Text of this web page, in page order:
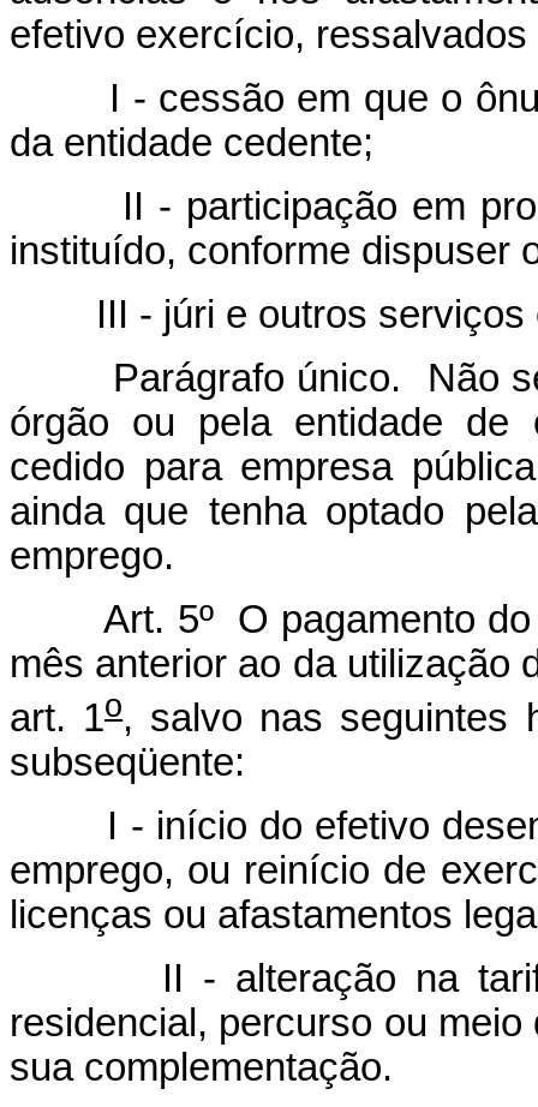
efetivo exercício,
I - cessão em que o ônus
da entidade cedente;
II - participação em
instituído, conforme dispuser
III - júri e outros serviços
Parágrafo único. Não
órgão ou pela entidade de
cedido para empresa
ainda que tenha optado
emprego.
Art. 5º O pagamento do
mês anterior ao da utilização
art. 1o, salvo nas seguintes
subseqüente:
I - início do efetivo
emprego, ou reinício de
licenças ou afastamentos
II - alteração na tarifa
residencial, percurso ou
sua complementação.